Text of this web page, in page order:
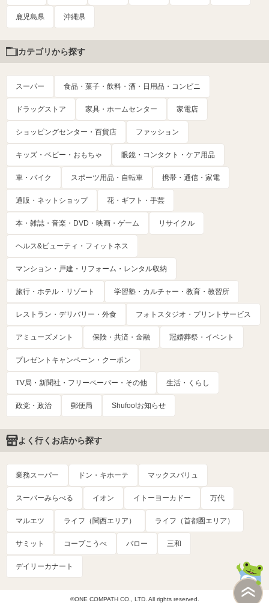
鹿児島県 沖縄県
カテゴリから探す
スーパー 食品・菓子・飲料・酒・日用品・コンビニ
ドラッグストア 家具・ホームセンター 家電店
ショッピングセンター・百貨店 ファッション
キッズ・ベビー・おもちゃ 眼鏡・コンタクト・ケア用品
車・バイク スポーツ用品・自転車 携帯・通信・家電
通販・ネットショップ 花・ギフト・手芸
本・雑誌・音楽・DVD・映画・ゲーム リサイクル
ヘルス&ビューティ・フィットネス
マンション・戸建・リフォーム・レンタル収納
旅行・ホテル・リゾート 学習塾・カルチャー・教育・教習所
レストラン・デリバリー・外食 フォトスタジオ・プリントサービス
アミューズメント 保険・共済・金融 冠婚葬祭・イベント
プレゼントキャンペーン・クーポン
TV局・新聞社・フリーペーパー・その他 生活・くらし
政党・政治 郵便局 Shufoo!お知らせ
よく行くお店から探す
業務スーパー ドン・キホーテ マックスバリュ
スーパーみらべる イオン イトーヨーカドー 万代
マルエツ ライフ（関西エリア） ライフ（首都圏エリア）
サミット コープこうべ バロー 三和
デイリーカナート
©ONE COMPATH CO., LTD. All rights reserved.